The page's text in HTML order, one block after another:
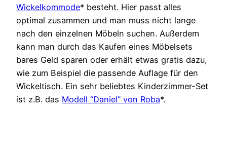
Wickelkommode* besteht. Hier passt alles
optimal zusammen und man muss nicht lange
nach den einzelnen Möbeln suchen. Außerdem
kann man durch das Kaufen eines Möbelsets
bares Geld sparen oder erhält etwas gratis dazu,
wie zum Beispiel die passende Auflage für den
Wickeltisch. Ein sehr beliebtes Kinderzimmer-Set
ist z.B. das Modell “Daniel” von Roba*.